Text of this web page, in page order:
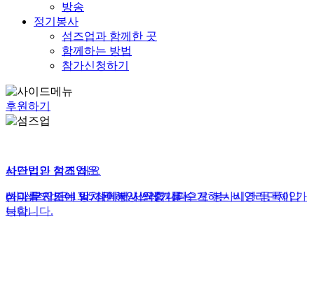
방송
정기봉사
섬즈업과 함께한 곳
함께하는 방법
참가신청하기
후원하기
사단법인 섬즈업
바다를 지키는 일, 섬에서 시작합니다.
사단법인 섬즈업은
섬과 무인도에 방치된 해양쓰레기를 수거하는 비영리단체입
니다.
섬즈업과 함께 해요
(사)섬즈업은 1365자원봉사 인증기관으로 봉사시간 등록이 가
능합니다.